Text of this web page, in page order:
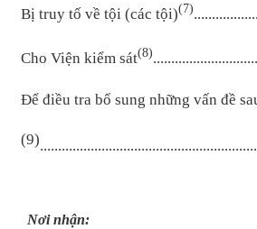
Bị truy tố về tội (các tội)(7)
Cho Viện kiểm sát(8)
Để điều tra bổ sung những vấn đề
(9)
Nơi nhận: